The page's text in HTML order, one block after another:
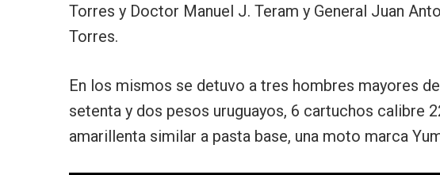
Torres y Doctor Manuel J. Teram y General Juan
Torres.
En los mismos se detuvo a tres hombres mayores
setenta y dos pesos uruguayos, 6 cartuchos calibre
amarillenta similar a pasta base, una moto marca